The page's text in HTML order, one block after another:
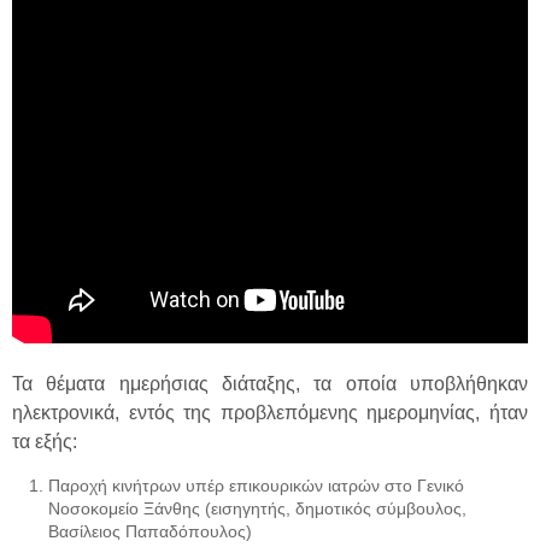
Τα θέματα ημερήσιας διάταξης, τα οποία υποβλήθηκαν
ηλεκτρονικά, εντός της προβλεπόμενης ημερομηνίας, ήταν
τα εξής:
Παροχή κινήτρων υπέρ επικουρικών ιατρών στο Γενικό
Νοσοκομείο Ξάνθης (εισηγητής, δημοτικός σύμβουλος,
Βασίλειος Παπαδόπουλος)